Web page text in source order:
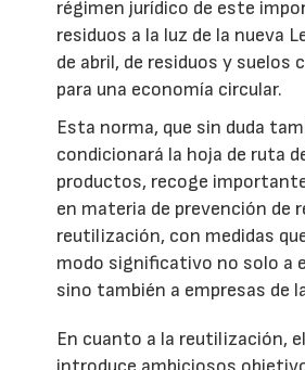
régimen jurídico de este
residuos a la luz de la nueva
de abril, de residuos y suelos
para una economía circular.
Esta norma, que sin duda
condicionará la hoja de ruta
productos, recoge
en materia de prevención de
reutilización, con medidas
modo significativo no solo a
sino también a empresas de
En cuanto a la reutilización,